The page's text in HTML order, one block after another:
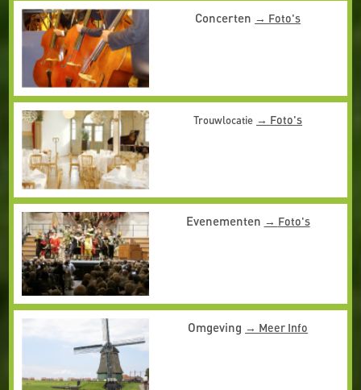
Concerten Foto's
Trouwlocatie Foto's
Evenementen Foto's
Omgeving Meer Info